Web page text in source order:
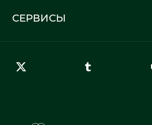
Правила возврата
Карта сайта
СЕРВИСЫ